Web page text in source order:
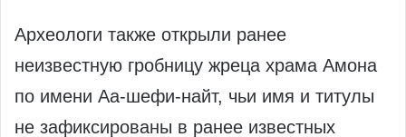
Археологи также открыли ранее
неизвестную гробницу жреца храма Амона
по имени Аа-шефи-найт, чьи имя и титулы
не зафиксированы в ранее известных